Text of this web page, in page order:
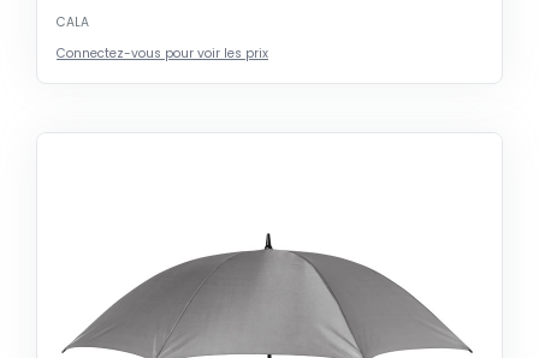
CALA
Connectez-vous pour voir les prix